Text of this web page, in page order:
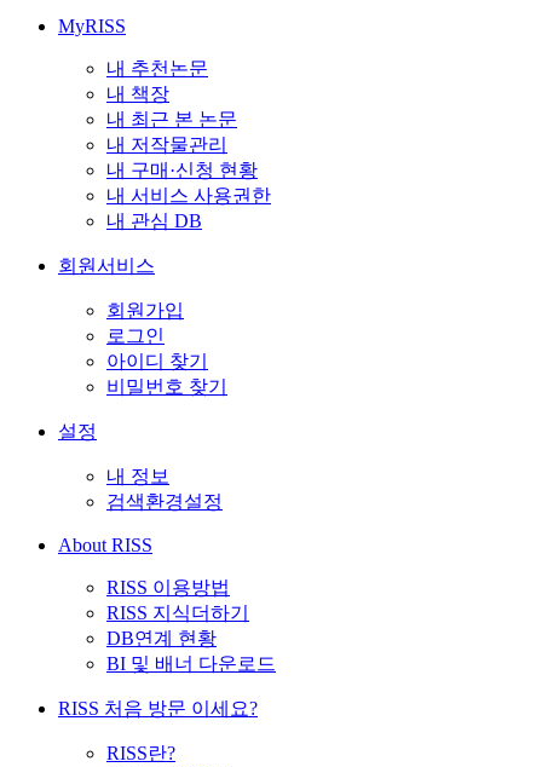
MyRISS
내 추천논문
내 책장
내 최근 본 논문
내 저작물관리
내 구매·신청 현황
내 서비스 사용권한
내 관심 DB
회원서비스
회원가입
로그인
아이디 찾기
비밀번호 찾기
설정
내 정보
검색환경설정
About RISS
RISS 이용방법
RISS 지식더하기
DB연계 현황
BI 및 배너 다운로드
RISS 처음 방문 이세요?
RISS란?